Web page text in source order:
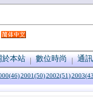
於本站 數位時尚 通
2001(50)2002(51)